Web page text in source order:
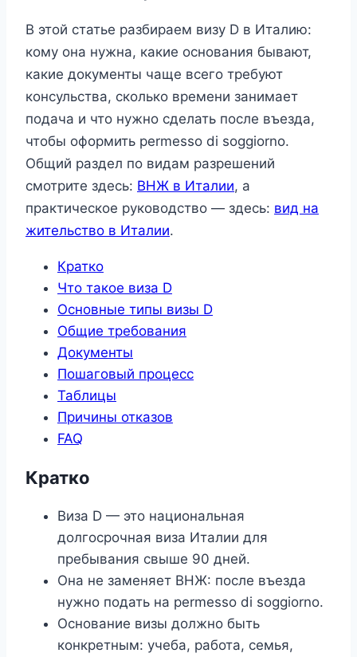
В этой статье разбираем визу D в Италию:
кому она нужна, какие основания бывают,
какие документы чаще всего требуют
консульства, сколько времени занимает
подача и что нужно сделать после въезда,
чтобы оформить permesso di soggiorno.
Общий раздел по видам разрешений
смотрите здесь: ВНЖ в Италии, а
практическое руководство — здесь: вид на
жительство в Италии.
Кратко
Что такое виза D
Основные типы визы D
Общие требования
Документы
Пошаговый процесс
Таблицы
Причины отказов
FAQ
Кратко
Виза D — это национальная
долгосрочная виза Италии для
пребывания свыше 90 дней.
Она не заменяет ВНЖ: после въезда
нужно подать на permesso di soggiorno.
Основание визы должно быть
конкретным: учеба, работа, семья,